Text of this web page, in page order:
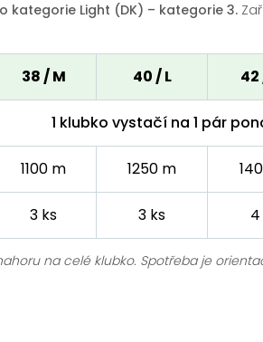
kategorie Light (DK) – kategorie 3.
38 / M 40 / L 42
1 klubko vystačí na 1 pár
1100 m 1250 m
3 ks 3 ks
na celé klubko. Spotřeba je